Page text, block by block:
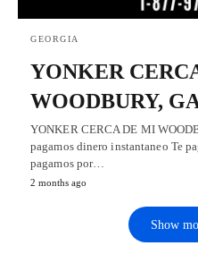
GEORGIA
YONKER
WOODBURY,
YONKER CERCA DE MI
pagamos dinero instantaneo Te
pagamos por…
2 months ago
Show